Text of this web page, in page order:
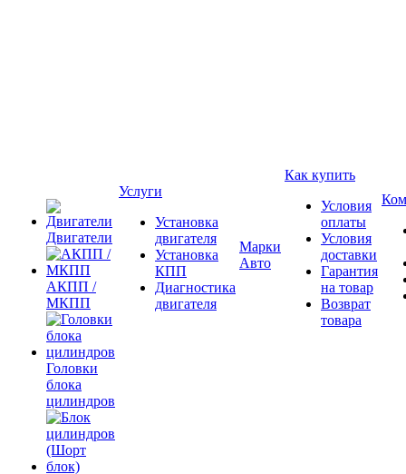
Двигатели
АКПП /
МКПП
Головки
блока
цилиндров
Услуги
Установка
двигателя
Установка
КПП
Диагностика
двигателя
Марки
Авто
Как купить
Условия
оплаты
Условия
доставки
Гарантия
на товар
Возврат
товара